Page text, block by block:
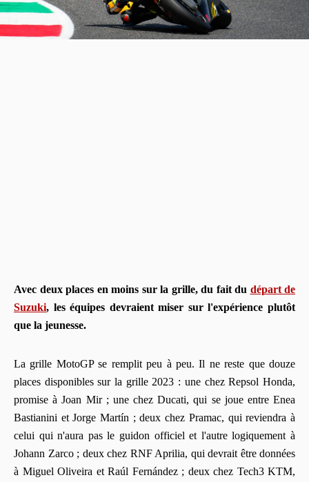
Avec deux places en moins sur la grille, du fait du départ de
Suzuki, les équipes devraient miser sur l'expérience plutôt
que la jeunesse.
La grille MotoGP se remplit peu à peu. Il ne reste que douze
places disponibles sur la grille 2023 : une chez Repsol Honda,
promise à Joan Mir ; une chez Ducati, qui se joue entre Enea
Bastianini et Jorge Martín ; deux chez Pramac, qui reviendra à
celui qui n'aura pas le guidon officiel et l'autre logiquement à
Johann Zarco ; deux chez RNF Aprilia, qui devrait être données
à Miguel Oliveira et Raúl Fernández ; deux chez Tech3 KTM,